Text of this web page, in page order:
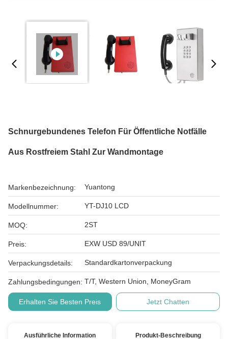
Schnurgebundenes Telefon Für Öffentliche Notfälle
Aus Rostfreiem Stahl Zur Wandmontage
Markenbezeichnung: Yuantong
Modellnummer: YT-DJ10 LCD
MOQ: 2ST
Preis: EXW USD 89/UNIT
Verpackungsdetails: Standardkartonverpackung
Zahlungsbedingungen: T/T, Western Union, MoneyGram
Erhalten Sie Besten Preis Jetzt Chatten
Ausführliche Information Produkt-Beschreibung